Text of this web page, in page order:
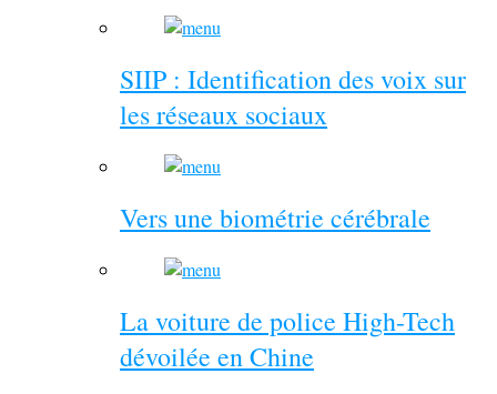
SIIP : Identification des voix sur
les réseaux sociaux
Vers une biométrie cérébrale
La voiture de police High-Tech
dévoilée en Chine